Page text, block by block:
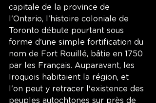
capitale de la province de
l'Ontario, l'histoire coloniale de
Toronto débute pourtant sous
forme d'une simple fortification du
nom de Fort Rouillé, bâtie en 1750
par les Français. Auparavant, les
Iroquois habitaient la région, et
l'on peut y retracer l'existence des
peuples autochtones sur près de